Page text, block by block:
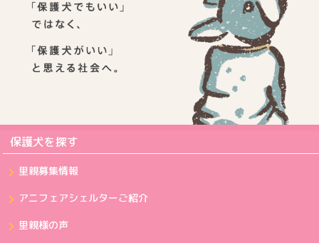
保護犬を探す
里親募集情報
アニフェアシェルターご紹介
里親様の声